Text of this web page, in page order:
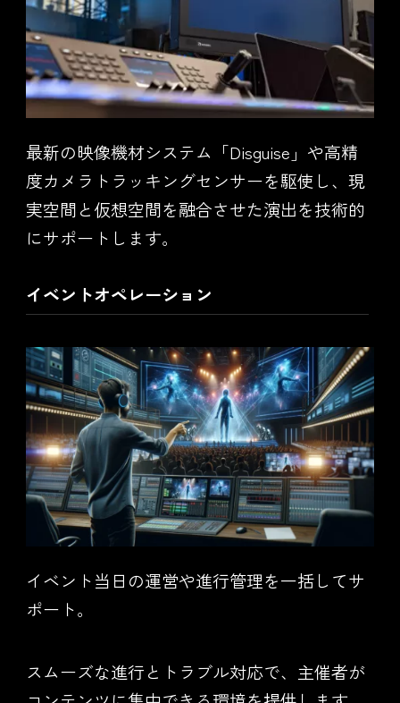
最新の映像機材システム「Disguise」や高精
度カメラトラッキングセンサーを駆使し、現
実空間と仮想空間を融合させた演出を技術的
にサポートします。
イベントオペレーション
イベント当日の運営や進行管理を一括してサ
ポート。
スムーズな進行とトラブル対応で、主催者が